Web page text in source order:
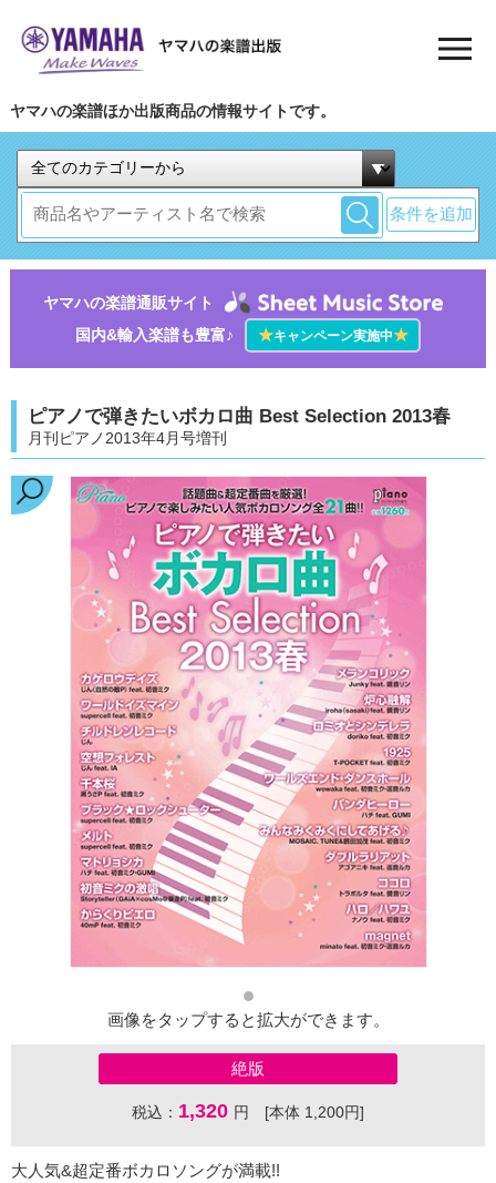
ヤマハの楽譜ほか出版商品の情報サイトです。
条件を追加
ヤマハの楽譜通販サイト
国内&輸入楽譜も豊富♪
★キャンペーン実施中★
ピアノで弾きたいボカロ曲 Best Selection 2013春
月刊ピアノ2013年4月号増刊
画像をタップすると拡大ができます。
絶版
税込： 1,320 円 [本体 1,200円]
大人気&超定番ボカロソングが満載!!